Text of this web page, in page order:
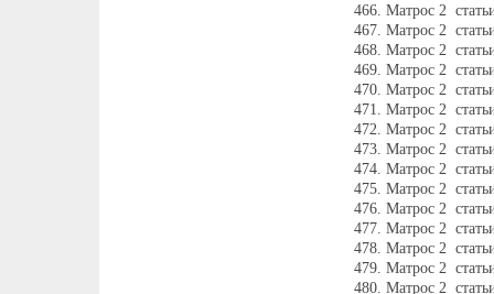
Матрос 2
Матрос 2
Матрос 2
Матрос 2
Матрос 2
Матрос 2
Матрос 2
Матрос 2
Матрос 2
Матрос 2
Матрос 2
Матрос 2
Матрос 2
Матрос 2
Матрос 2